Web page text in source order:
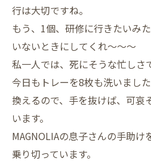
行は大切ですね。
もう、1個、研修に行きたいみ
いないときにしてくれ～～～
私一人では、死にそうな忙しさ
今日もトレーを8枚も洗いまし
換えるので、手を抜けば、可哀
います。
MAGNOLIAの息子さんの手助け
乗り切っています。